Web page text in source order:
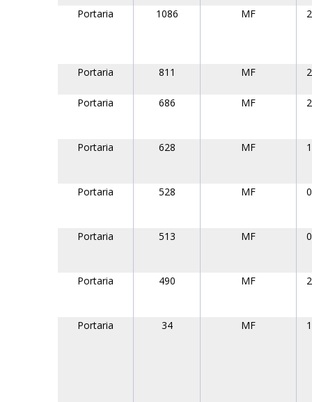
Portaria 1086 MF
Portaria 811 MF
Portaria 686 MF
Portaria 628 MF
Portaria 528 MF
Portaria 513 MF
Portaria 490 MF
Portaria 34 MF